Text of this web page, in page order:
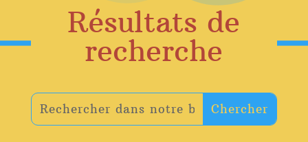
Résultats de
recherche